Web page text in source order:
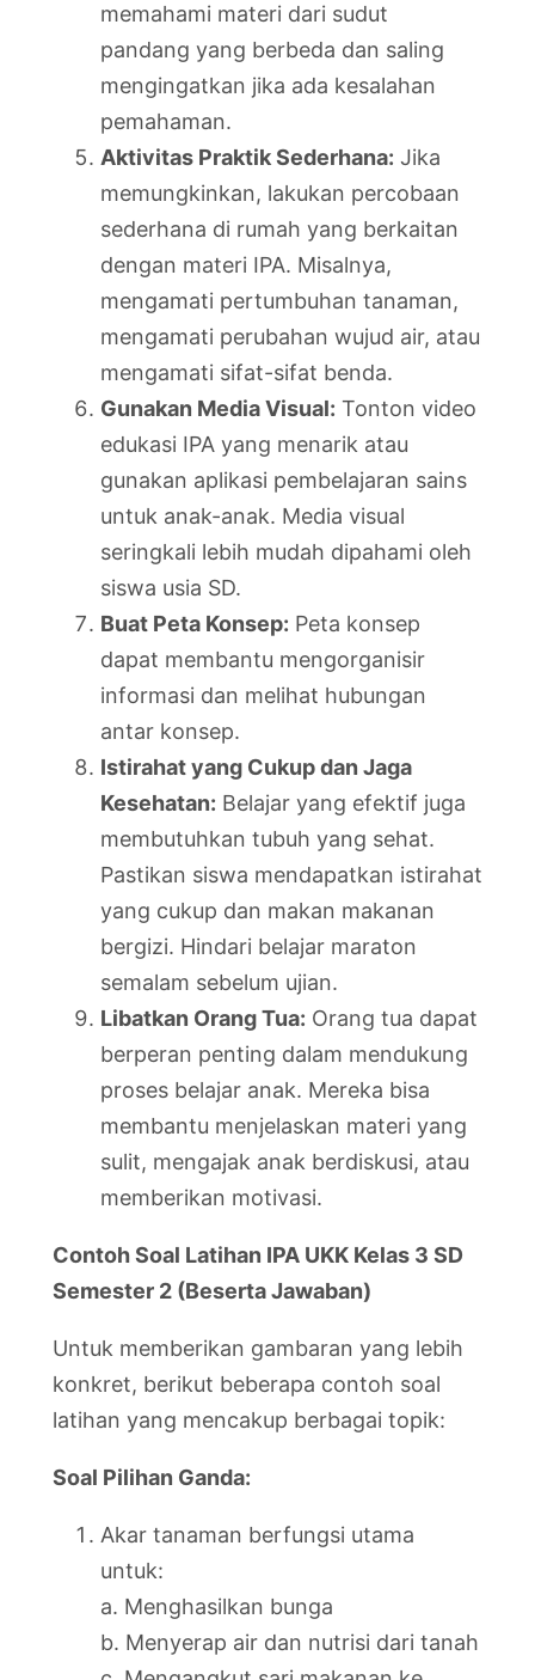
memahami materi dari sudut
pandang yang berbeda dan saling
mengingatkan jika ada kesalahan
pemahaman.
Aktivitas Praktik Sederhana: Jika
memungkinkan, lakukan percobaan
sederhana di rumah yang berkaitan
dengan materi IPA. Misalnya,
mengamati pertumbuhan tanaman,
mengamati perubahan wujud air, atau
mengamati sifat-sifat benda.
Gunakan Media Visual: Tonton video
edukasi IPA yang menarik atau
gunakan aplikasi pembelajaran sains
untuk anak-anak. Media visual
seringkali lebih mudah dipahami oleh
siswa usia SD.
Buat Peta Konsep: Peta konsep
dapat membantu mengorganisir
informasi dan melihat hubungan
antar konsep.
Istirahat yang Cukup dan Jaga
Kesehatan: Belajar yang efektif juga
membutuhkan tubuh yang sehat.
Pastikan siswa mendapatkan istirahat
yang cukup dan makan makanan
bergizi. Hindari belajar maraton
semalam sebelum ujian.
Libatkan Orang Tua: Orang tua dapat
berperan penting dalam mendukung
proses belajar anak. Mereka bisa
membantu menjelaskan materi yang
sulit, mengajak anak berdiskusi, atau
memberikan motivasi.
Contoh Soal Latihan IPA UKK Kelas 3 SD
Semester 2 (Beserta Jawaban)
Untuk memberikan gambaran yang lebih
konkret, berikut beberapa contoh soal
latihan yang mencakup berbagai topik:
Soal Pilihan Ganda:
Akar tanaman berfungsi utama
untuk:
a. Menghasilkan bunga
b. Menyerap air dan nutrisi dari tanah